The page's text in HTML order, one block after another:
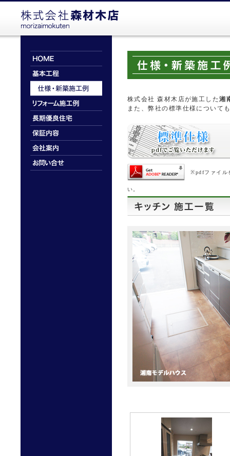
株式会社 森材木店が施工した湘
また、弊社の標準仕様について
※pdfファイル
い。